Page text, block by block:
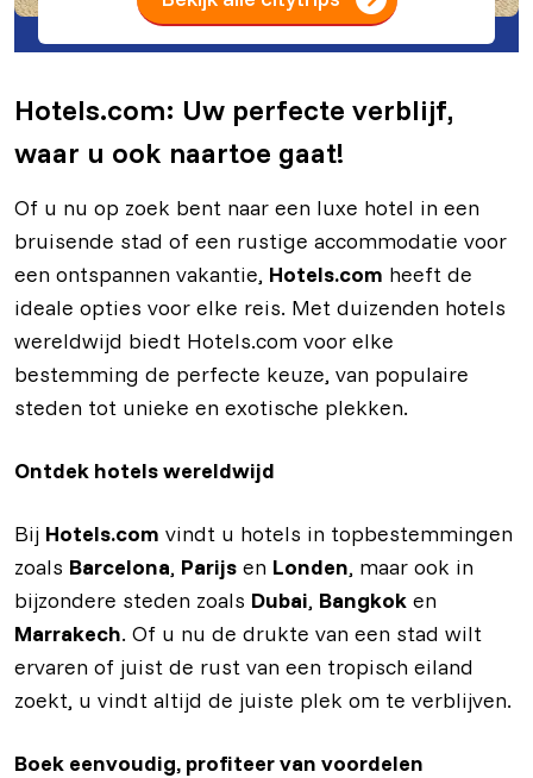
Granada
Milaan
Chicago
Rotterdam
Alle steden in Duitsland
Alle steden in België
Hotels.com: Uw perfecte verblijf,
waar u ook naartoe gaat!
Of u nu op zoek bent naar een luxe hotel in een
bruisende stad of een rustige accommodatie voor
een ontspannen vakantie, Hotels.com heeft de
ideale opties voor elke reis. Met duizenden hotels
wereldwijd biedt Hotels.com voor elke
bestemming de perfecte keuze, van populaire
steden tot unieke en exotische plekken.
Ontdek hotels wereldwijd
Bij Hotels.com vindt u hotels in topbestemmingen
zoals Barcelona, Parijs en Londen, maar ook in
bijzondere steden zoals Dubai, Bangkok en
Marrakech. Of u nu de drukte van een stad wilt
ervaren of juist de rust van een tropisch eiland
zoekt, u vindt altijd de juiste plek om te verblijven.
Boek eenvoudig, profiteer van voordelen